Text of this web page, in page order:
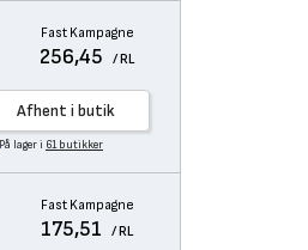
Fast Kampagne
256,45 / RL
Afhent i butik
På lager i 61 butikker
Fast Kampagne
175,51 / RL